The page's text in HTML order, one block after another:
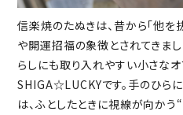
信楽焼のたぬきは、昔から「他を
や開運招福の象徴とされてきま
らしにも取り入れやすい小さな
SHIGA☆LUCKYです。手のひら
は、ふとしたときに視線が向かう